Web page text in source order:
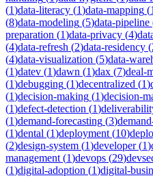
(1)data-literacy (1)data-mapping (1
(8)data-modeling (5)data-pipeline
preparation (1)data-privacy (4)
(4)data-refresh (2)data-residency (
(4)data-visualization (5)data-
(1)datev (1)dawn (1)dax (7)deal-
(1)debugging (1)decentralized (1)
(1)decision-making (1)decision-
(1)defect-detection (1)
(1)demand-forecasting (3)
(1)dental (1)deployment (10)
(2)design-system (1)developer(1)
management (1)devops (29)
(1)digital-adoption (1)digital-